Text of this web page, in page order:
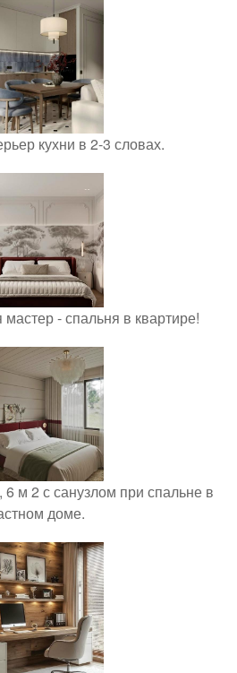
кухни в 2-3 словах.
- спальня в квартире!
6 м 2 с санузлом при спальне в
доме.